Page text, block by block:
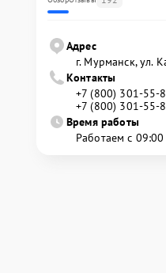
Адрес
г. Мурманск, ул.
Контакты
+7 (800) 301-55-
+7 (800) 301-55-
Время работы
Работаем с